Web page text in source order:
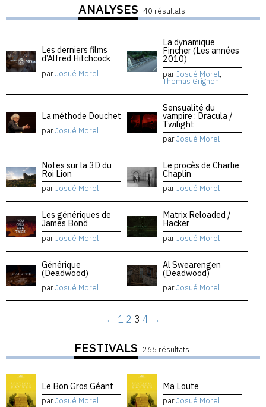
ANALYSES 40 résultats
Les derniers films
d’Alfred Hitchcock
parJosué Morel
La dynamique
Fincher (Les années
2010)
parJosué Morel,
Thomas Grignon
La méthode Douchet
parJosué Morel
Sensualité du
vampire : Dracula /
Twilight
parJosué Morel
Notes sur la 3D du
Roi Lion
parJosué Morel
Le procès de Charlie
Chaplin
parJosué Morel
Les génériques de
James Bond
parJosué Morel
Matrix Reloaded /
Hacker
parJosué Morel
Générique
(Deadwood)
parJosué Morel
Al Swearengen
(Deadwood)
parJosué Morel
← 1 2 3 4 →
FESTIVALS 266 résultats
Le Bon Gros Géant
parJosué Morel
Ma Loute
parJosué Morel